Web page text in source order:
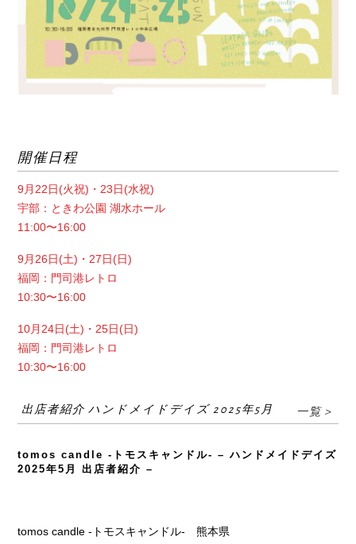
開催日程
9月22日(火祝)・23日(水祝)
宇部：ときわ公園 湖水ホール
11:00〜16:00
9月26日(土)・27日(日)
福岡：門司港レトロ
10:30〜16:00
10月24日(土)・25日(日)
福岡：門司港レトロ
10:30〜16:00
出店者紹介 ハンドメイドデイズ 2025年5月 一覧＞
tomos candle -トモスキャンドル- – ハンドメイドデイズ
2025年5月 出店者紹介 –
tomos candle -トモスキャンドル- 熊本県